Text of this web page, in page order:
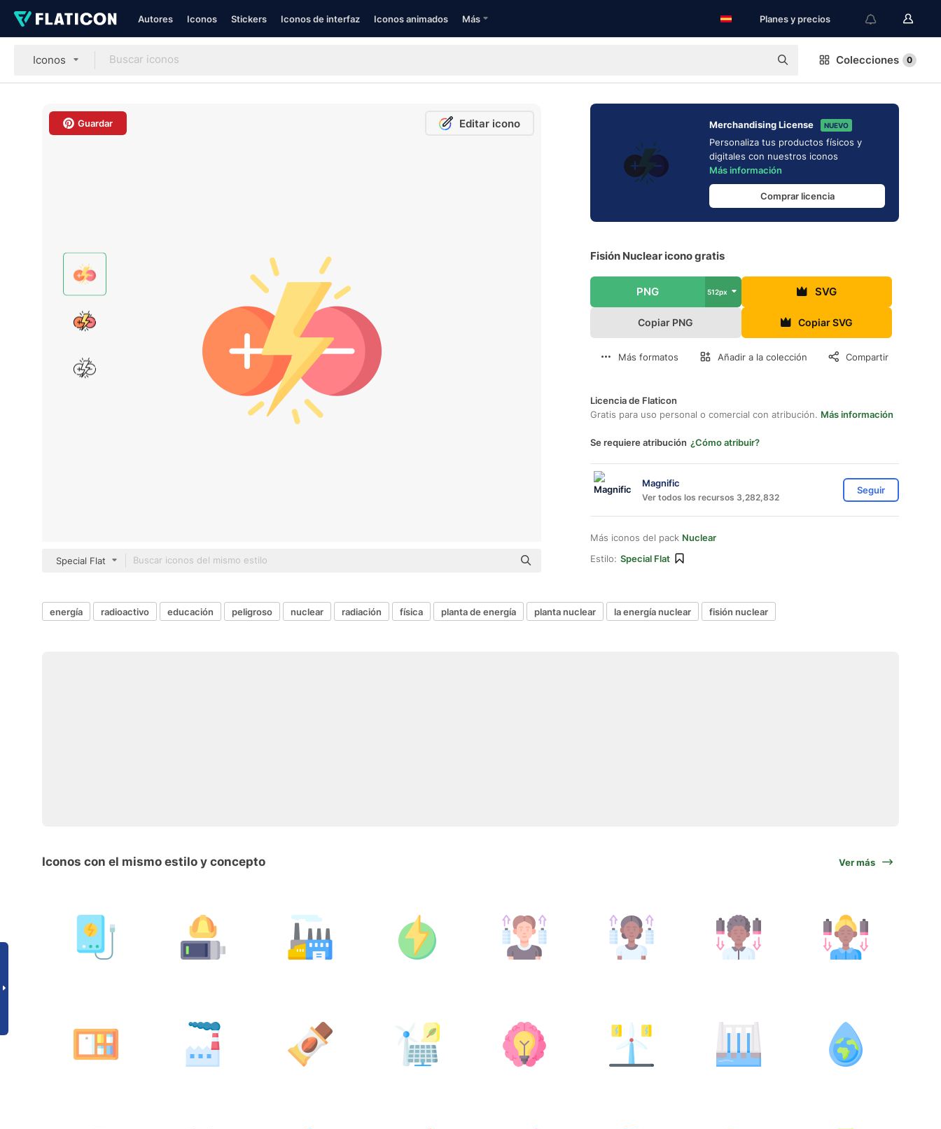
Autores Iconos Stickers Iconos de interfaz Iconos animados Más Planes y precios
Iconos Colecciones 0
Guardar Editar icono
Special Flat
Merchandising License NUEVO
Personaliza tus productos físicos y
digitales con nuestros iconos
Más información
Comprar licencia
Fisión Nuclear icono gratis
PNG 512px SVG
Copiar PNG Copiar SVG
Más formatos Añadir a la colección Compartir
Licencia de Flaticon
Gratis para uso personal o comercial con atribución. Más información
Se requiere atribución ¿Cómo atribuir?
Magnific
Ver todos los recursos 3,282,832
Seguir
Más iconos del pack Nuclear
Estilo: Special Flat
energía radioactivo educación peligroso nuclear radiación física planta de energía planta nuclear la energía nuclear fisión nuclear
Iconos con el mismo estilo y concepto Ver más